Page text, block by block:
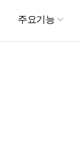
주요기능